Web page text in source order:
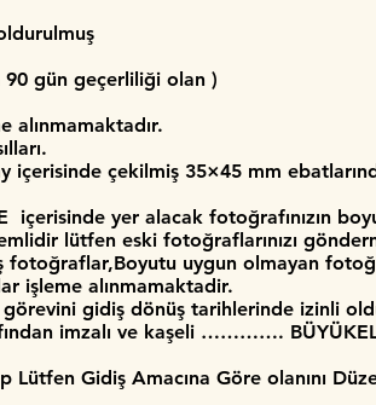
gün geçerliliği olan )
alınmamaktadır.
çekilmiş 35×45 mm
yer alacak fotoğrafınızın
lütfen eski fotoğraflarınızı
fotoğraflar,Boyutu uygun olmayan
işleme alınmamaktadir.
gidiş dönüş tarihlerinde izinli
imzalı ve kaşeli ………….
Gidiş Amacına Göre olanını